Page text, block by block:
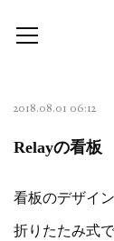
2018.08.01 06:12
Relayの看板
看板のデザイ
折りたたみ式